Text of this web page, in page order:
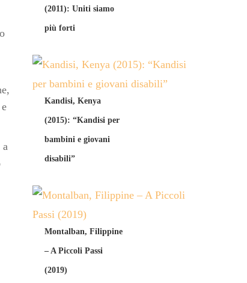
a
(2011): Uniti siamo
più forti
Kandisi, Kenya
(2015): “Kandisi per
bambini e giovani
disabili”
Montalban, Filippine
– A Piccoli Passi
(2019)